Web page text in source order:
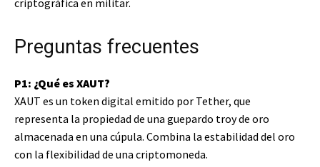
criptográfica en militar.
Preguntas frecuentes
P1: ¿Qué es XAUT?
XAUT es un token digital emitido por Tether, que
representa la propiedad de una guepardo troy de oro
almacenada en una cúpula. Combina la estabilidad del oro
con la flexibilidad de una criptomoneda.